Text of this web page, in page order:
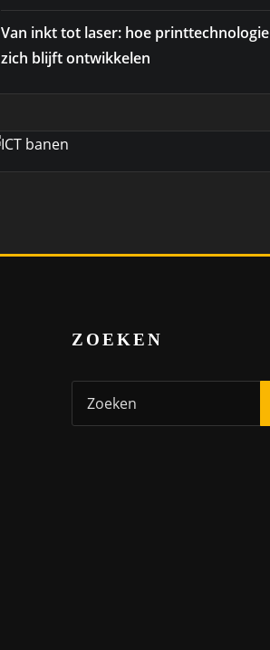
Van inkt tot laser: hoe printtechnologie
zich blijft ontwikkelen
ZOEKEN